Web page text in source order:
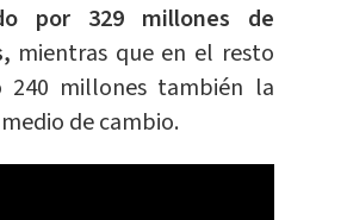
por 329 millones de
mientras que en el resto
240 millones también la
de cambio.